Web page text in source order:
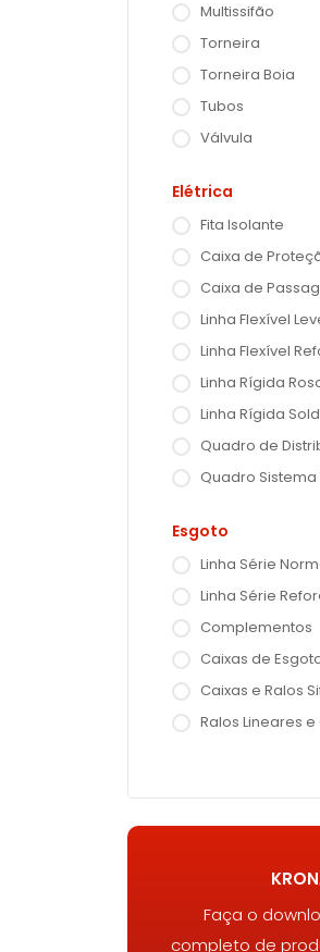
Multissifão
Torneira
Torneira Boia
Tubos
Válvula
Elétrica
Fita Isolante
Caixa de
Caixa de
Linha Flexível
Linha Flexível
Linha Rígida
Linha Rígida
Quadro de
Quadro Sistema
Esgoto
Linha Série
Linha Série
Complementos
Caixas de
Caixas e Ralos
Ralos Lineares
Faça o
completo de